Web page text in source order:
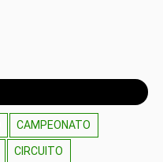
CAMPEONATO
CIRCUITO